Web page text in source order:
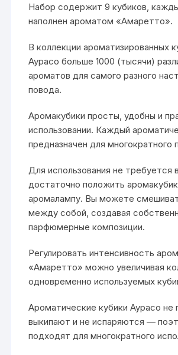
Набор содержит 9 кубиков,
наполнен ароматом «Амаретто».
В коллекции ароматизированных
Аурасо больше 1000 (тысячи)
ароматов для самого разного
повода.
Аромакубики просты, удобны и
использовании. Каждый
предназначен для многократного
Для использования не требуется
достаточно положить
аромалампу. Вы можете
между собой, создавая
парфюмерные композиции.
Регулировать интенсивность
«Амаретто» можно увеличивая
одновременно используемых
Ароматические кубики Аурасо не
выкипают и не испаряются —
подходят для многократного